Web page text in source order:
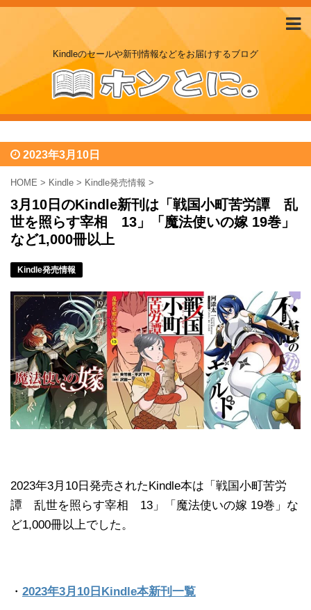
Kindleのセールや新刊情報などをお届けするブログ
2023年3月10日
HOME > Kindle > Kindle発売情報 >
3月10日のKindle新刊は「戦国小町苦労譚 乱
世を照らす宰相 13」「魔法使いの嫁 19巻」
など1,000冊以上
Kindle発売情報
2023年3月10日発売されたKindle本は「戦国小町苦労
譚 乱世を照らす宰相 13」「魔法使いの嫁 19巻」な
ど1,000冊以上でした。
・ 2023年3月10日Kindle本新刊一覧